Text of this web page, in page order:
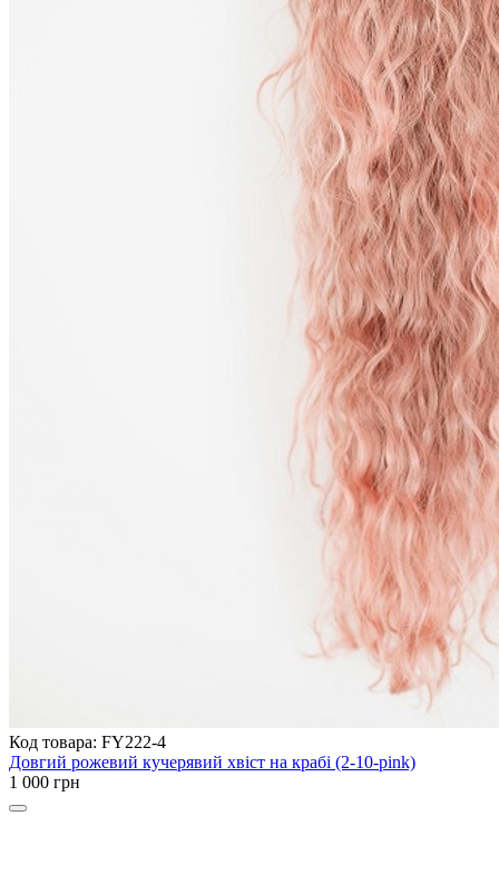
Код товара: FY222-4
Довгий рожевий кучерявий хвіст на крабі (2-10-pink)
1 000 грн